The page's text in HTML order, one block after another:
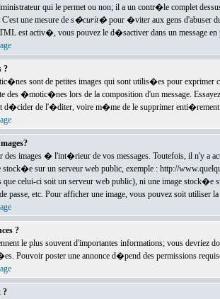
qui le permet ou non; il a un contr�le complet
une mesure de s�curit�pour �viter aux gens d'abuser
est activ�, vous pouvez le d�sactiver dans un message en
?
sont de petites images qui sont utilis�es pour exprimer
�motic�nes lors de la composition d'un message.
d�cider de l'�diter, voire m�me de le supprimer
des images � l'int�rieur de vos messages. Toutefois, il n'y a
stock�e sur un serveur web public, exemple : http://
celui-ci soit un serveur web public), ni une image stock�e
passe, etc. Pour afficher une image, vous pouvez soit
?
le plus souvent d'importantes informations; vous devriez
Pouvoir poster une annonce d�pend des permissions
?